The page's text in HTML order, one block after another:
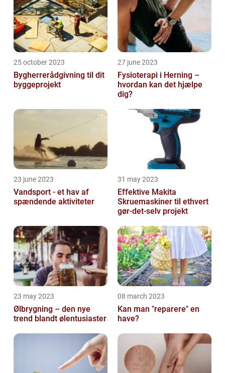
25 october 2023
Bygherrerådgivning til dit
byggeprojekt
27 june 2023
Fysioterapi i Herning –
hvordan kan det hjælpe
dig?
23 june 2023
Vandsport - et hav af
spændende aktiviteter
31 may 2023
Effektive Makita
Skruemaskiner til ethvert
gør-det-selv projekt
23 may 2023
Ølbrygning – den nye
trend blandt ølentusiaster
08 march 2023
Kan man "reparere" en
have?